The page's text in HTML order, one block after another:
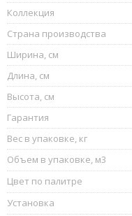
Коллекция
Страна производства
Ширина, см
Длина, см
Высота, см
Гарантия
Вес в упаковке, кг
Объем в упаковке, м3
Цвет по палитре
Установка